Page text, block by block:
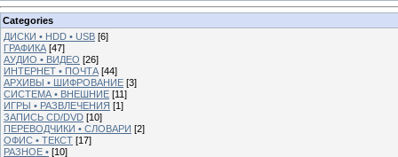
Categories
ДИСКИ • HDD • USB [6]
ГРАФИКА [47]
АУДИО • ВИДЕО [26]
ИНТЕРНЕТ • ПОЧТА [44]
АРХИВЫ • ШИФРОВАНИЕ [3]
СИСТЕМА • ВНЕШНИЕ [11]
ИГРЫ • РАЗВЛЕЧЕНИЯ [1]
ЗАПИСЬ CD/DVD [10]
ПЕРЕВОДЧИКИ • СЛОВАРИ [2]
ОФИС • ТЕКСТ [17]
РАЗНОЕ • [10]